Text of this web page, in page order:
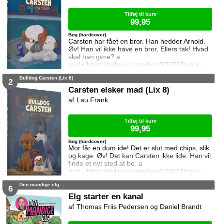
Carsten har fået en bror. Han hedder Arnold.
Øv! Han vil ikke have en bror. Ellers tak! Hvad
skal han gøre? a
href="https://tellerup.com/bog/5207/"Denne
titel findes også i LIX 15!/a
Bog (hardcover)
Tilføj til kurv
99,95
2 Bulldog Carsten (Lix 8)
Carsten elsker mad (Lix 8)
Mor får en dum ide! Det er slut med chips, slik
og kage. Øv! Det kan Carsten ikke lide. Han vil
finde et nyt sted at bo. a
href="https://tellerup.com/bog/5206/"Denne
titel findes også i LIX 15!/a
Bog (hardcover)
Lau Frank
Tilføj til kurv
99,95
6 Den mandige elg
Elg starter en kanal
Thomas Friis Pedersen og Daniel Brandt